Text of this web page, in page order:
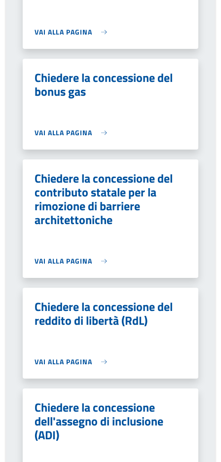
VAI ALLA PAGINA
Chiedere la concessione del
bonus gas
VAI ALLA PAGINA
Chiedere la concessione del
contributo statale per la
rimozione di barriere
architettoniche
VAI ALLA PAGINA
Chiedere la concessione del
reddito di libertà (RdL)
VAI ALLA PAGINA
Chiedere la concessione
dell'assegno di inclusione
(ADI)